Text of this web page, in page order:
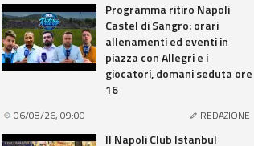
Programma ritiro Napoli
Castel di Sangro: orari
allenamenti ed eventi in
piazza con Allegri e i
giocatori, domani seduta ore
16
06/08/26, 09:00 REDAZIONE
Il Napoli Club Istanbul